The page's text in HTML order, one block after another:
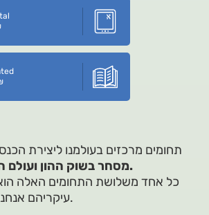
תחומים מרכזים בעולמנו ליצירת
מסחר בשוק ההון ועולם ההשקעות בנדל"ן.
כל אחד משלושת התחומים האלה הוא
עיקריהם אנחנו מביאים בספר זה.